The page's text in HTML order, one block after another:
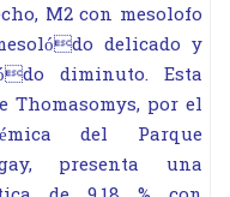
M2 con mesolofo
delicado y
diminuto. Esta
Thomasomys, por el
del Parque
presenta una